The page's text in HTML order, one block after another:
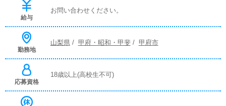
給与
お問い合わせください。
勤務地
山梨県/ 甲府・昭和・甲斐/ 甲府市
応募資格
18歳以上(高校生不可)